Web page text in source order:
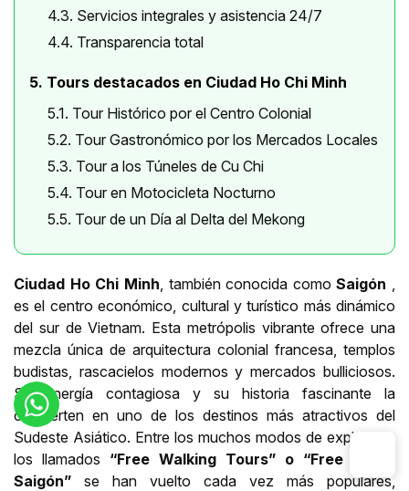
4.3. Servicios integrales y asistencia 24/7
4.4. Transparencia total
5. Tours destacados en Ciudad Ho Chi Minh
5.1. Tour Histórico por el Centro Colonial
5.2. Tour Gastronómico por los Mercados Locales
5.3. Tour a los Túneles de Cu Chi
5.4. Tour en Motocicleta Nocturno
5.5. Tour de un Día al Delta del Mekong
Ciudad Ho Chi Minh, también conocida comoSaigón ,
es el centro económico, cultural y turístico más dinámico
del sur de Vietnam. Esta metrópolis vibrante ofrece una
mezcla única de arquitectura colonial francesa, templos
budistas, rascacielos modernos y mercados bulliciosos.
Su energía contagiosa y su historia fascinante la
convierten en uno de los destinos más atractivos del
Sudeste Asiático. Entre los muchos modos de explorarla,
los llamados “Free Walking Tours” o “Free Tours
Saigón” se han vuelto cada vez más populares,